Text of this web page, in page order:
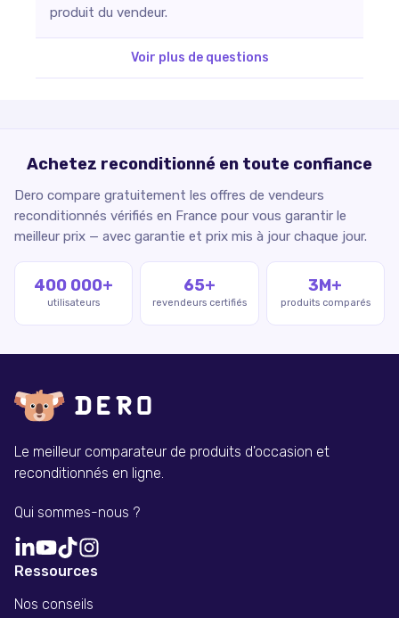
produit du vendeur.
Voir plus de questions
Achetez reconditionné en toute confiance
Dero compare gratuitement les offres de vendeurs
reconditionnés vérifiés en France pour vous garantir le
meilleur prix — avec garantie et prix mis à jour chaque jour.
400 000+
utilisateurs
65+
revendeurs certifiés
3M+
produits comparés
Le meilleur comparateur de produits d'occasion et
reconditionnés en ligne.
Qui sommes-nous ?
Ressources
Nos conseils